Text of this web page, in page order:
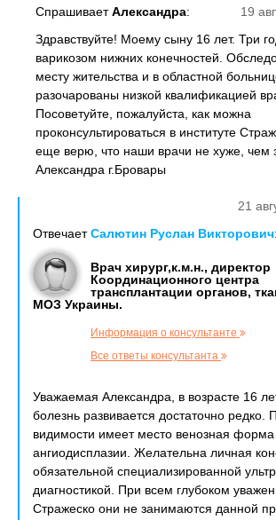
19
СпрашиваетАлександра:
Здравствуйте! Моему сыну 16 лет. Три
варикозом нижних конечностей.
месту жительства и в областной
разочарованы низкой квалификацией
Посоветуйте, пожалуйста, как можна
проконсультироваться в институте
еще верю, что наши врачи не хуже, чем
Александра г.Бровары
21
ОтвечаетСалютин Руслан Викторович:
Врач хирург,к.м.н., директор
Координационного центра
трансплантации органов,
МОЗ Украины.
Информация о консультанте
Все ответы консультанта
Уважаемая Александра, в возрасте 16
болезнь развивается достаточно редко.
видимости имеет место венозная
ангиодисплазии. Желательна личная
обязательной специализированной
диагностикой. При всем глубоком
Стражеско они не занимаются данной